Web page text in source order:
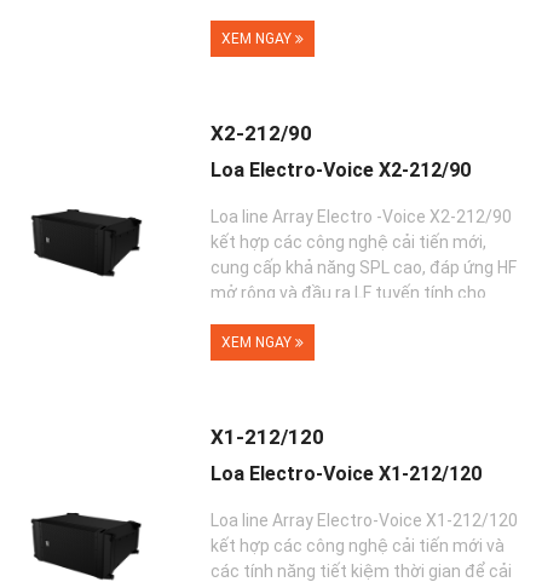
XEM NGAY
X2-212/90
Loa Electro-Voice X2-212/90
Loa line Array Electro -Voice X2-212/90
kết hợp các công nghệ cải tiến mới,
cung cấp khả năng SPL cao, đáp ứng HF
mở rộng và đầu ra LF tuyến tính cho
XEM NGAY
X1-212/120
Loa Electro-Voice X1-212/120
Loa line Array Electro-Voice X1-212/120
kết hợp các công nghệ cải tiến mới và
các tính năng tiết kiệm thời gian để cải